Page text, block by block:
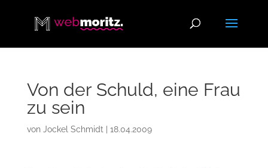
Von der Schuld, eine Frau
zu sein
von Jockel Schmidt 18.04.2009